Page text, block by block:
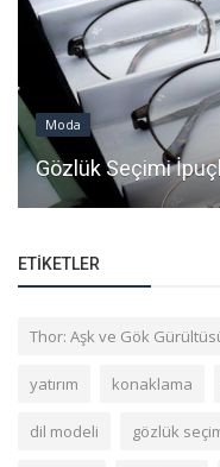
Moda
Gözlük Seçimi
ETIKETLER
Thor: Aşk ve Gök
yatırım konaklama
dil modeli gözlük